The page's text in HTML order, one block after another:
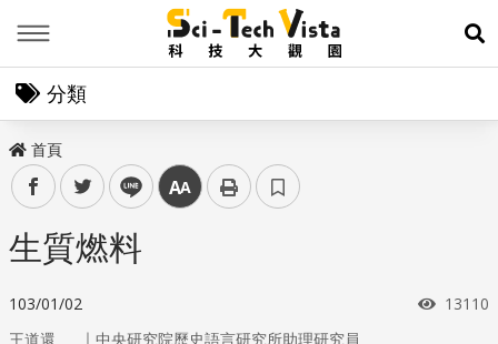
展
分類
首頁
facebooktwitter line 中
生質燃料
103/01/02 瀏覽次
13110
王道還 ｜ 中央研究院歷史語言研究所助理研究員